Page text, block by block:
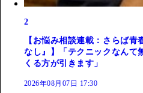
2
【お悩み相談連載：さらば
なし』】「テクニックなんて
くる方が引きます」
2026年08月07日 17:30